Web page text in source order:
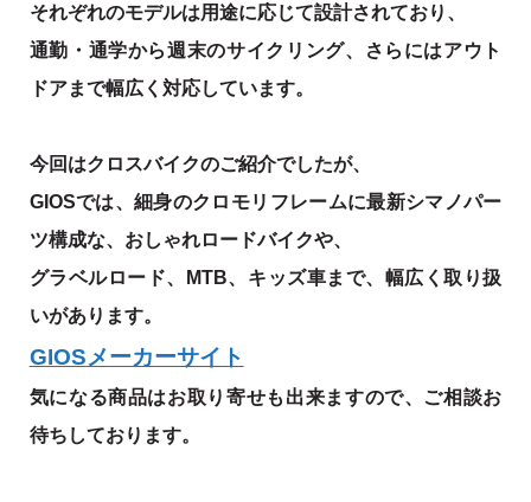
それぞれのモデルは用途に応じて設計されており、
通勤・通学から週末のサイクリング、さらにはアウト
ドアまで幅広く対応しています。
今回はクロスバイクのご紹介でしたが、
GIOSでは、細身のクロモリフレームに最新シマノパー
ツ構成な、おしゃれロードバイクや、
グラベルロード、MTB、キッズ車まで、幅広く取り扱
いがあります。
GIOSメーカーサイト
気になる商品はお取り寄せも出来ますので、ご相談お
待ちしております。